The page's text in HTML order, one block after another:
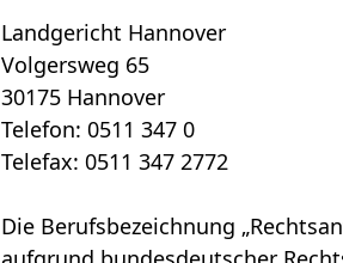
Landgericht Hannover
Volgersweg 65
30175 Hannover
Telefon: 0511 347 0
Telefax: 0511 347 2772
Die Berufsbezeichnung